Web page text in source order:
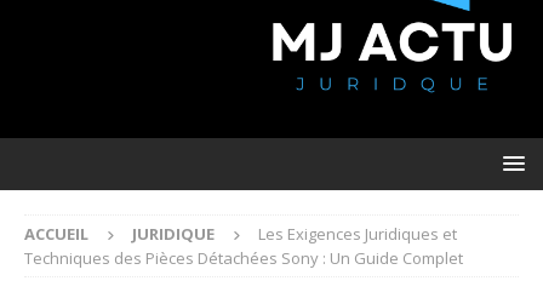
ACCUEIL JURIDIQUE
Les Exigences Juridiques et
Techniques des Pièces Détachées Sony : Un Guide Complet